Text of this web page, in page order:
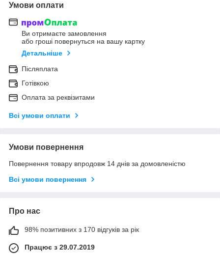
Умови оплати
Ви отримаєте замовлення
або гроші повернуться на вашу картку
Детальніше
Післяплата
Готівкою
Оплата за реквізитами
Всі умови оплати
Умови повернення
Повернення товару впродовж 14 днів за домовленістю
Всі умови повернення
Про нас
98% позитивних з 170 відгуків за рік
Працює з 29.07.2019